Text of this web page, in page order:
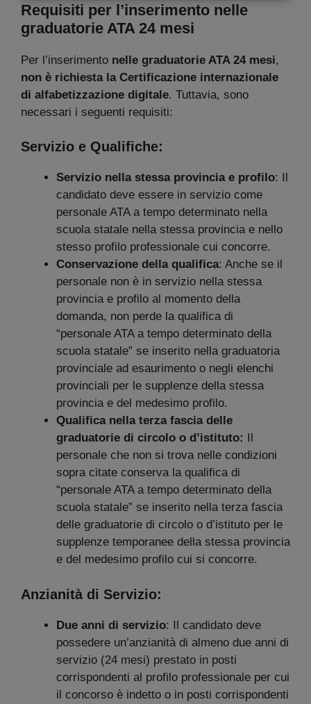
Requisiti per l’inserimento nelle
graduatorie ATA 24 mesi
Per l’inserimento nelle graduatorie ATA 24 mesi,
non è richiesta la Certificazione internazionale
di alfabetizzazione digitale. Tuttavia, sono
necessari i seguenti requisiti:
Servizio e Qualifiche:
Servizio nella stessa provincia e profilo: Il
candidato deve essere in servizio come
personale ATA a tempo determinato nella
scuola statale nella stessa provincia e nello
stesso profilo professionale cui concorre.
Conservazione della qualifica: Anche se il
personale non è in servizio nella stessa
provincia e profilo al momento della
domanda, non perde la qualifica di
“personale ATA a tempo determinato della
scuola statale” se inserito nella graduatoria
provinciale ad esaurimento o negli elenchi
provinciali per le supplenze della stessa
provincia e del medesimo profilo.
Qualifica nella terza fascia delle
graduatorie di circolo o d’istituto:
personale che non si trova nelle condizioni
sopra citate conserva la qualifica di
“personale ATA a tempo determinato della
scuola statale” se inserito nella terza fascia
delle graduatorie di circolo o d’istituto per le
supplenze temporanee della stessa provincia
e del medesimo profilo cui si concorre.
Anzianità di Servizio:
Due anni di servizio: Il candidato deve
possedere un’anzianità di almeno due anni di
servizio (24 mesi) prestato in posti
corrispondenti al profilo professionale per cui
il concorso è indetto o in posti corrispondenti